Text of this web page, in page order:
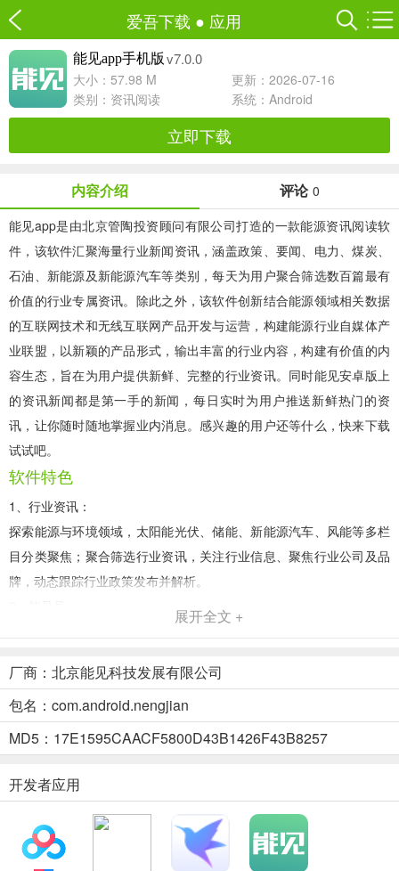
爱吾下载 ● 应用
能见app手机版 v7.0.0
大小：57.98 M
更新：2026-07-16
类别： 资讯阅读 系统：Android
立即下载
内容介绍 评论 0
能见app是由北京管陶投资顾问有限公司打造的一款能源资讯阅读软
件，该软件汇聚海量行业新闻资讯，涵盖政策、要闻、电力、煤炭、
石油、新能源及新能源汽车等类别，每天为用户聚合筛选数百篇最有
价值的行业专属资讯。除此之外，该软件创新结合能源领域相关数据
的互联网技术和无线互联网产品开发与运营，构建能源行业自媒体产
业联盟，以新颖的产品形式，输出丰富的行业内容，构建有价值的内
容生态，旨在为用户提供新鲜、完整的行业资讯。同时能见安卓版上
的资讯新闻都是第一手的新闻，每日实时为用户推送新鲜热门的资
讯，让你随时随地掌握业内消息。感兴趣的用户还等什么，快来下载
试试吧。
软件特色
1、行业资讯：
探索能源与环境领域，太阳能光伏、储能、新能源汽车、风能等多栏
目分类聚焦；聚合筛选行业资讯，关注行业信息、聚焦行业公司及品
牌，动态跟踪行业政策发布并解析。
3、专题、视频：
跟踪能源行业重大会议和行业资讯，以文字、视频、专题多形式展
现。
功能介绍
1、资讯频道：
涵盖政策、要闻、电力、煤炭、石油、新能源及新能源汽车等类别，
每天为用户聚合筛选数百篇最有价值的行业专属资讯。
2、智库频道：
展开全文 +
厂商：北京能见科技发展有限公司
包名：com.android.nengjian
MD5：17E1595CAACF5800D43B1426F43B8257
开发者应用